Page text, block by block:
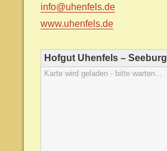
info@uhenfels.de
www.uhenfels.de
Hofgut Uhenfels – Seeburg
Karte wird geladen - bitte warten...